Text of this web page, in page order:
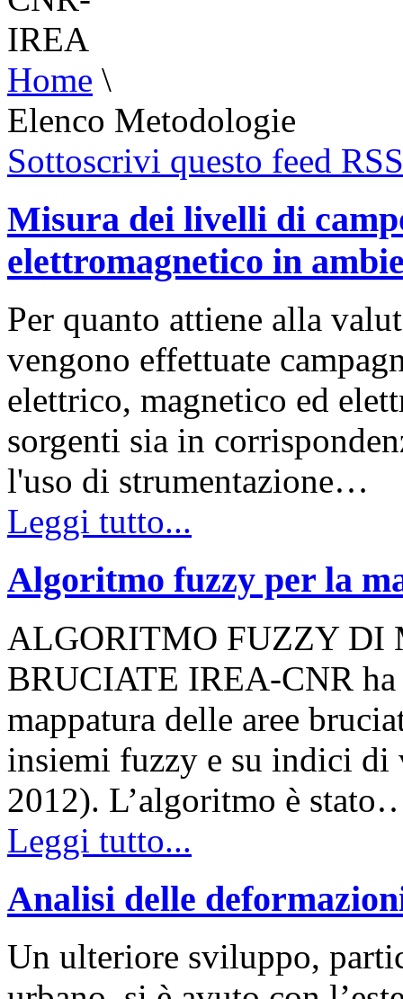
Home \
Elenco Metodologie
Sottoscrivi questo feed RSS
Misura dei livelli di
elettromagnetico in
Per quanto attiene alla
vengono effettuate
elettrico, magnetico ed
sorgenti sia in
l'uso di strumentazione…
Leggi tutto...
Algoritmo fuzzy per la
ALGORITMO FUZZY DI
BRUCIATE IREA-CNR
mappatura delle aree
insiemi fuzzy e su indici di
2012). L’algoritmo è
Leggi tutto...
Analisi delle
Un ulteriore sviluppo,